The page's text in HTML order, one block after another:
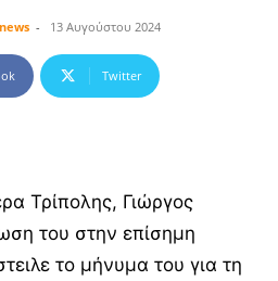
- 13 Αυγούστου 2024
Twitter
Τρίπολης, Γιώργος
του στην επίσημη
το μήνυμα του για τη